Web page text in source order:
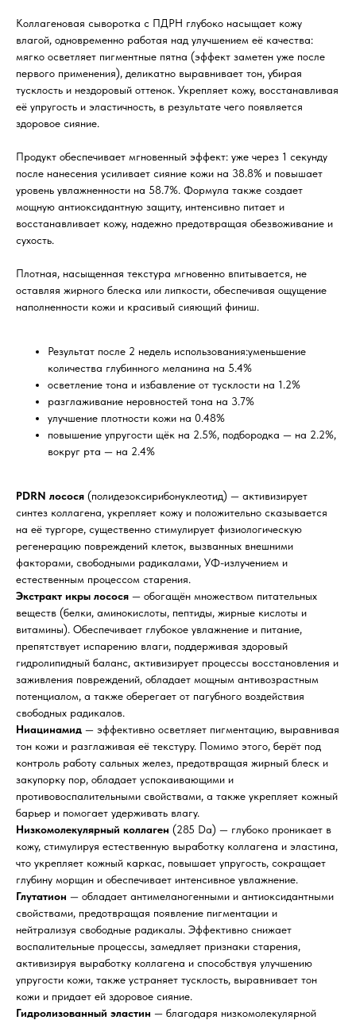
Коллагеновая сыворотка с ПДРН глубоко насыщает кожу
влагой, одновременно работая над улучшением её качества:
мягко осветляет пигментные пятна (эффект заметен уже после
первого применения), деликатно выравнивает тон, убирая
тусклость и нездоровый оттенок. Укрепляет кожу, восстанавливая
её упругость и эластичность, в результате чего появляется
здоровое сияние.
Продукт обеспечивает мгновенный эффект: уже через 1 секунду
после нанесения усиливает сияние кожи на 38.8% и повышает
уровень увлажненности на 58.7%. Формула также создает
мощную антиоксидантную защиту, интенсивно питает и
восстанавливает кожу, надежно предотвращая обезвоживание и
сухость.
Плотная, насыщенная текстура мгновенно впитывается, не
оставляя жирного блеска или липкости, обеспечивая ощущение
наполненности кожи и красивый сияющий финиш.
Результат после 2 недель использования:уменьшение
количества глубинного меланина на 5.4%
осветление тона и избавление от тусклости на 1.2%
разглаживание неровностей тона на 3.7%
улучшение плотности кожи на 0.48%
повышение упругости щёк на 2.5%, подбородка — на 2.2%,
вокруг рта — на 2.4%
PDRN лосося (полидезоксирибонуклеотид) — активизирует
синтез коллагена, укрепляет кожу и положительно сказывается
на её тургоре, существенно стимулирует физиологическую
регенерацию повреждений клеток, вызванных внешними
факторами, свободными радикалами, УФ-излучением и
естественным процессом старения.
Экстракт икры лосося — обогащён множеством питательных
веществ (белки, аминокислоты, пептиды, жирные кислоты и
витамины). Обеспечивает глубокое увлажнение и питание,
препятствует испарению влаги, поддерживая здоровый
гидролипидный баланс, активизирует процессы восстановления и
заживления повреждений, обладает мощным антивозрастным
потенциалом, а также оберегает от пагубного воздействия
свободных радикалов.
Ниацинамид — эффективно осветляет пигментацию, выравнивая
тон кожи и разглаживая её текстуру. Помимо этого, берёт под
контроль работу сальных желез, предотвращая жирный блеск и
закупорку пор, обладает успокаивающими и
противовоспалительными свойствами, а также укрепляет кожный
барьер и помогает удерживать влагу.
Низкомолекулярный коллаген (285 Da) — глубоко проникает в
кожу, стимулируя естественную выработку коллагена и эластина,
что укрепляет кожный каркас, повышает упругость, сокращает
глубину морщин и обеспечивает интенсивное увлажнение.
Глутатион — обладает антимеланогенными и антиоксидантными
свойствами, предотвращая появление пигментации и
нейтрализуя свободные радикалы. Эффективно снижает
воспалительные процессы, замедляет признаки старения,
активизируя выработку коллагена и способствуя улучшению
упругости кожи, также устраняет тусклость, выравнивает тон
кожи и придает ей здоровое сияние.
Гидролизованный эластин — благодаря низкомолекулярной